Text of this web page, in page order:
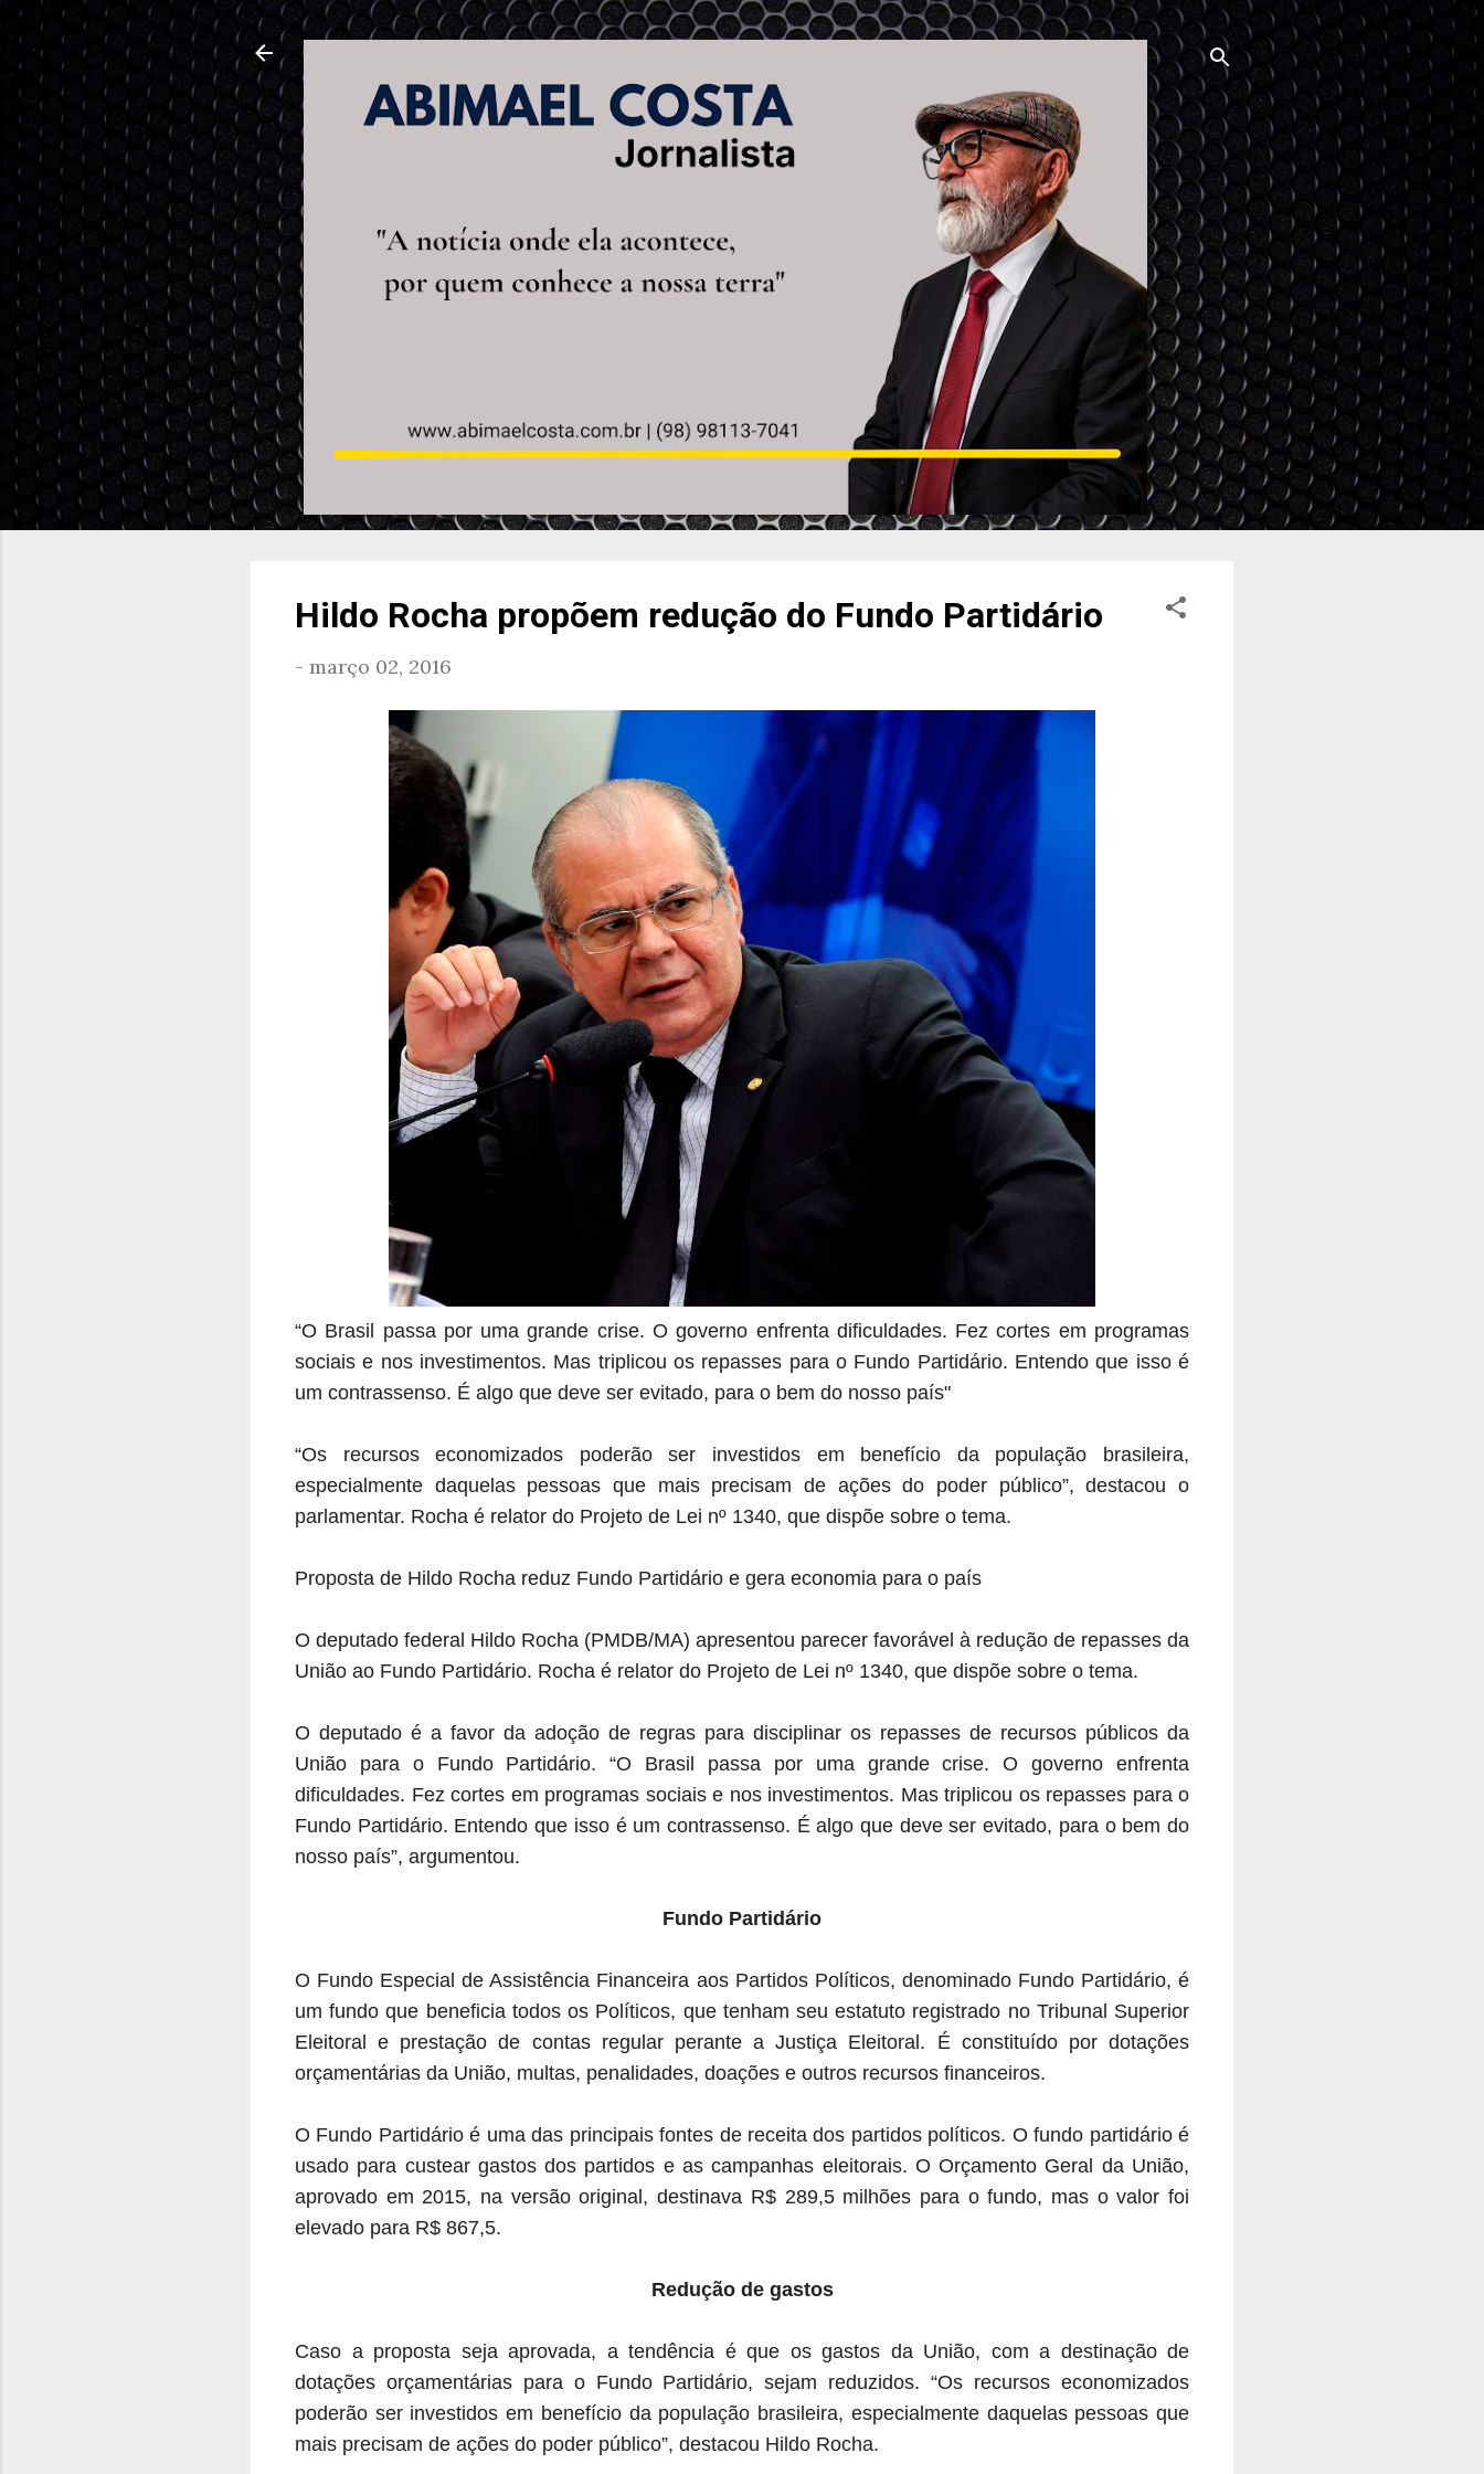
Pular para o conteúdo principal
Hildo Rocha propõem redução do Fundo Partidário
- março 02, 2016
“O Brasil passa por uma grande crise. O governo enfrenta dificuldades. Fez cortes em programas
sociais e nos investimentos. Mas triplicou os repasses para o Fundo Partidário. Entendo que isso é
um contrassenso. É algo que deve ser evitado, para o bem do nosso país"
“Os recursos economizados poderão ser investidos em benefício da população brasileira,
especialmente daquelas pessoas que mais precisam de ações do poder público”, destacou o
parlamentar. Rocha é relator do Projeto de Lei nº 1340, que dispõe sobre o tema.
Proposta de Hildo Rocha reduz Fundo Partidário e gera economia para o país
O deputado federal Hildo Rocha (PMDB/MA) apresentou parecer favorável à redução de repasses da
União ao Fundo Partidário. Rocha é relator do Projeto de Lei nº 1340, que dispõe sobre o tema.
O deputado é a favor da adoção de regras para disciplinar os repasses de recursos públicos da
União para o Fundo Partidário. “O Brasil passa por uma grande crise. O governo enfrenta
dificuldades. Fez cortes em programas sociais e nos investimentos. Mas triplicou os repasses para o
Fundo Partidário. Entendo que isso é um contrassenso. É algo que deve ser evitado, para o bem do
nosso país”, argumentou.
Fundo Partidário
O Fundo Especial de Assistência Financeira aos Partidos Políticos, denominado Fundo Partidário, é
um fundo que beneficia todos os Políticos, que tenham seu estatuto registrado no Tribunal Superior
Eleitoral e prestação de contas regular perante a Justiça Eleitoral. É constituído por dotações
orçamentárias da União, multas, penalidades, doações e outros recursos financeiros.
O Fundo Partidário é uma das principais fontes de receita dos partidos políticos. O fundo partidário é
usado para custear gastos dos partidos e as campanhas eleitorais. O Orçamento Geral da União,
aprovado em 2015, na versão original, destinava R$ 289,5 milhões para o fundo, mas o valor foi
elevado para R$ 867,5.
Redução de gastos
Caso a proposta seja aprovada, a tendência é que os gastos da União, com a destinação de
dotações orçamentárias para o Fundo Partidário, sejam reduzidos. “Os recursos economizados
poderão ser investidos em benefício da população brasileira, especialmente daquelas pessoas que
mais precisam de ações do poder público”, destacou Hildo Rocha.